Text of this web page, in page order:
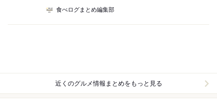
食べログまとめ編集部
近くのグルメ情報まとめをもっと見る